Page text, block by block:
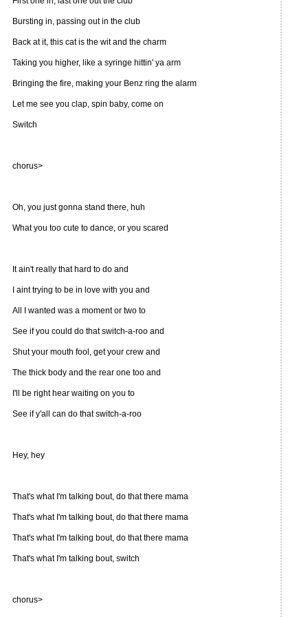
Bursting in, passing out in the club
Back at it, this cat is the wit and the charm
Taking you higher, like a syringe hittin' ya arm
Bringing the fire, making your Benz ring the alarm
Let me see you clap, spin baby, come on
Switch
chorus>
Oh, you just gonna stand there, huh
What you too cute to dance, or you scared
It ain't really that hard to do and
I aint trying to be in love with you and
All I wanted was a moment or two to
See if you could do that switch-a-roo and
Shut your mouth fool, get your crew and
The thick body and the rear one too and
I'll be right hear waiting on you to
See if y'all can do that switch-a-roo
Hey, hey
That's what I'm talking bout, do that there mama
That's what I'm talking bout, do that there mama
That's what I'm talking bout, do that there mama
That's what I'm talking bout, switch
chorus>